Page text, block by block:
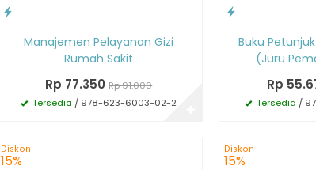
Manajemen Pelayanan Gizi
Rumah Sakit
Rp 77.350 Rp 91.000
Tersedia / 978-623-6003-02-2
Buku
(Juru
Rp
Tersedia /
Diskon
15%
Diskon
15%